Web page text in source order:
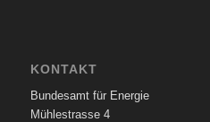
KONTAKT
Bundesamt für Energie
Mühlestrasse 4